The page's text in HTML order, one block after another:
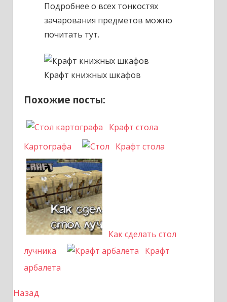
Подробнее о всех тонкостях
зачарования предметов можно
почитать тут.
Крафт книжных шкафов
Похожие посты:
Крафт стола
Картографа
Крафт стола
Как сделать стол
лучника
Крафт
арбалета
Н
Назад